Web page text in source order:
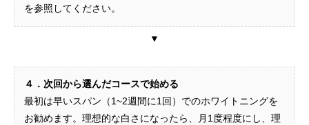
を参照してください。
▼
４．次回から選んだコースで始める
最初は早いスパン（1~2週間に1回）でのホワイトニングを
お勧めます。理想的な白さになったら、月1度程度にし、理